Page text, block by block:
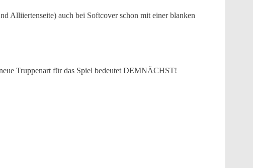
Alliiertenseite) auch bei Softcover schon mit einer blanken
Truppenart für das Spiel bedeutet DEMNÄCHST!